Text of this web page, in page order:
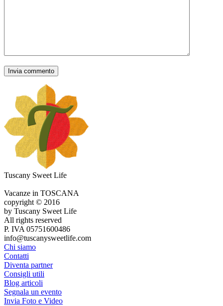
Tuscany Sweet Life
Vacanze in TOSCANA
copyright © 2016
by Tuscany Sweet Life
All rights reserved
P. IVA 05751600486
info@tuscanysweetlife.com
Chi siamo
Contatti
Diventa partner
Consigli utili
Blog articoli
Segnala un evento
Invia Foto e Video